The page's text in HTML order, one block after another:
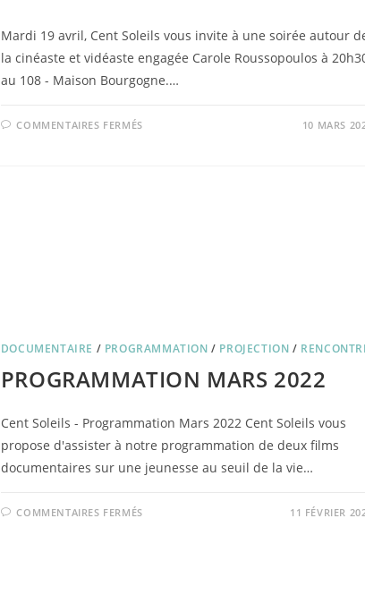
Mardi 19 avril, Cent Soleils vous invite à une soirée autour
la cinéaste et vidéaste engagée Carole Roussopoulos à
au 108 - Maison Bourgogne.…
COMMENTAIRES FERMÉSSUR 10 MARS
DOCUMENTAIRE / PROGRAMMATION / PROJECTION /
PROGRAMMATION MARS 2022
Cent Soleils - Programmation Mars 2022 Cent Soleils vous
propose d'assister à notre programmation de deux films
documentaires sur une jeunesse au seuil de la vie…
COMMENTAIRES FERMÉSSUR 11 FÉVRIER